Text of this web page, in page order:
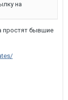
на
простят бывшие